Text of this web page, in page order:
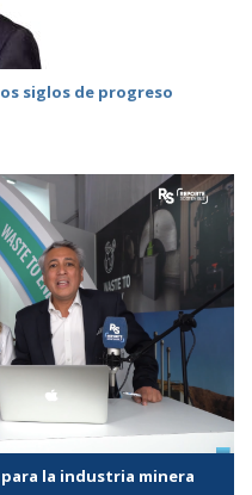
siglos de progreso
la industria minera